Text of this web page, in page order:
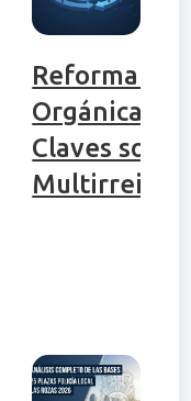
Reforma Ley
Orgánica 1/
Claves